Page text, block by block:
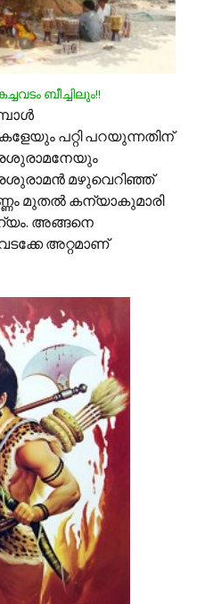
ബീച്ചിലും!!
പറ്റി പറയുന്നതിന്
മഴുവെറിഞ്ഞ്
മുതല്‍ കന്യാകുമാരി
അങ്ങനെ
അറ്റമാണ്